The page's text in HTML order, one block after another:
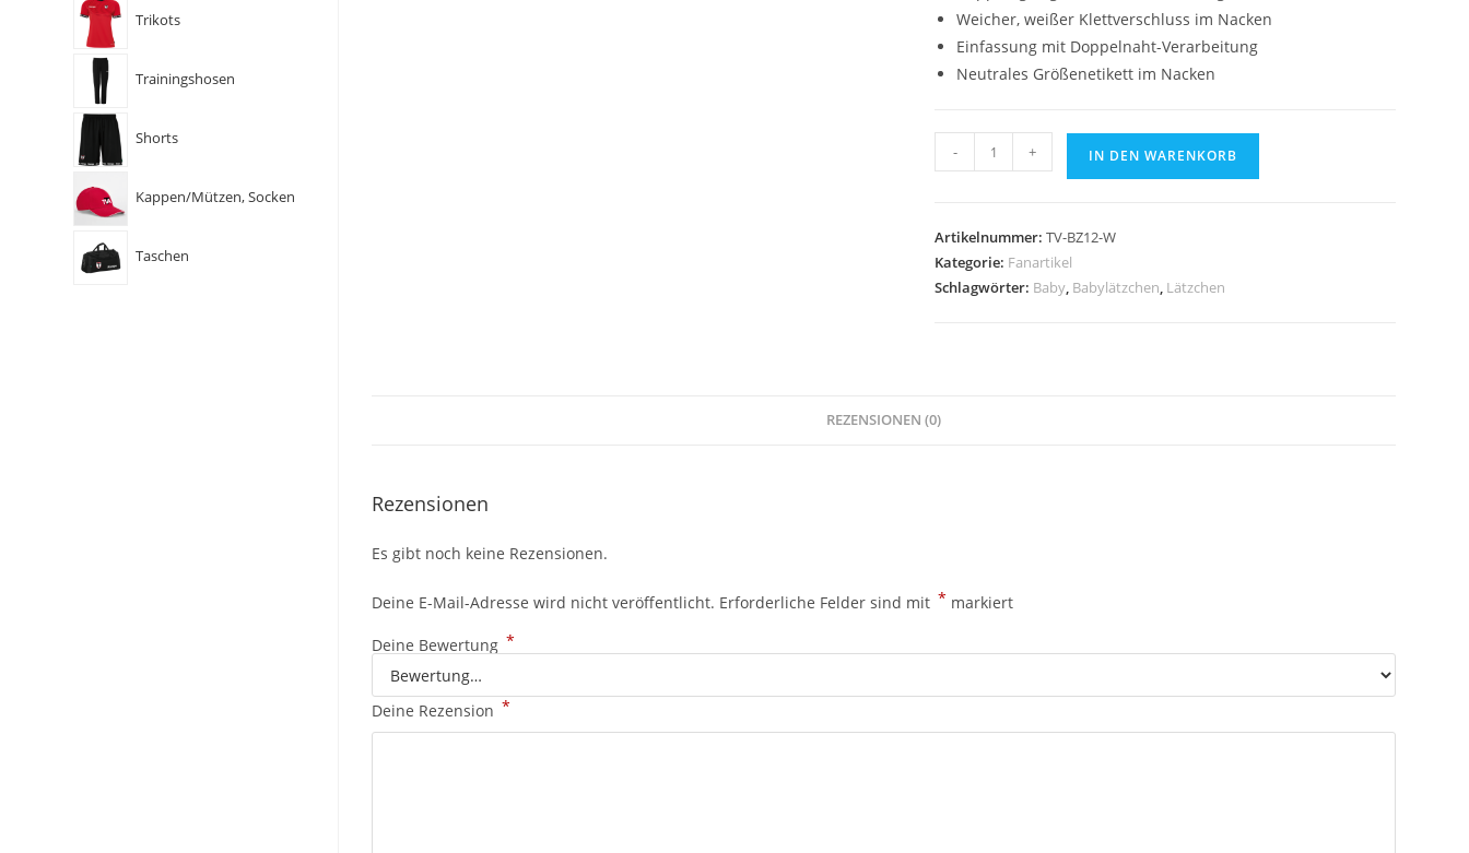
Weicher, weißer Klettverschluss im Nacken
Einfassung mit Doppelnaht-Verarbeitung
Neutrales Größenetikett im Nacken
Lätzchen
BabyBugz
WEISS
Menge
- + IN DEN WARENKORB
Artikelnummer:TV-BZ12-W
Kategorie: Fanartikel
Schlagwörter: Baby, Babylätzchen, Lätzchen
REZENSIONEN (0)
Rezensionen
Es gibt noch keine Rezensionen.
Deine E-Mail-Adresse wird nicht veröffentlicht. Erforderliche Felder sind mit * markiert
Deine Bewertung *
Deine Rezension *
Trikots
Trainingshosen
Shorts
Kappen/Mützen, Socken
Taschen